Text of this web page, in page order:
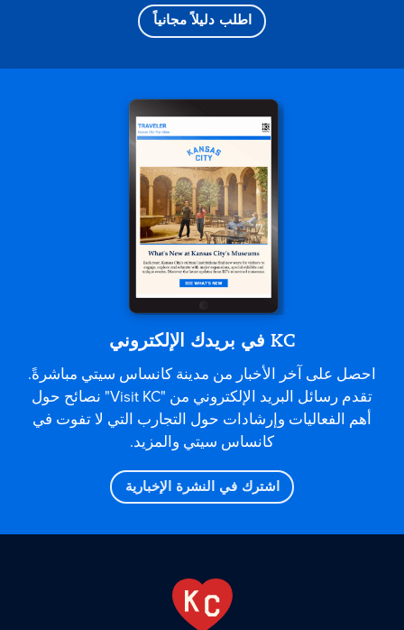
اطلب دليلاً مجانياً
KC في بريدك الإلكتروني
احصل على آخر الأخبار من مدينة كانساس سيتي مباشرةً.
تقدم رسائل البريد الإلكتروني من "Visit KC" نصائح حول
أهم الفعاليات وإرشادات حول التجارب التي لا تفوت في
كانساس سيتي والمزيد.
اشترك في النشرة الإخبارية